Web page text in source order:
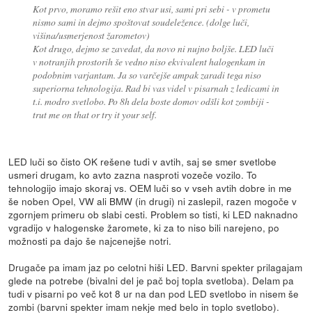
Kot prvo, moramo rešit eno stvar usi, sami pri sebi - v prometu
nismo sami in dejmo spoštovat soudeležence. (dolge luči,
višina/usmerjenost žarometov)
Kot drugo, dejmo se zavedat, da novo ni nujno boljše. LED luči
v notranjih prostorih še vedno niso ekvivalent halogenkam in
podobnim varjantam. Ja so varčejše ampak zaradi tega niso
superiorna tehnologija. Rad bi vas videl v pisarnah z ledicami in
t.i. modro svetlobo. Po 8h dela boste domov odšli kot zombiji -
trut me on that or try it your self.
LED luči so čisto OK rešene tudi v avtih, saj se smer svetlobe
usmeri drugam, ko avto zazna nasproti vozeče vozilo. To
tehnologijo imajo skoraj vs. OEM luči so v vseh avtih dobre in me
še noben Opel, VW ali BMW (in drugi) ni zaslepil, razen mogoče v
zgornjem primeru ob slabi cesti. Problem so tisti, ki LED naknadno
vgradijo v halogenske žaromete, ki za to niso bili narejeno, po
možnosti pa dajo še najcenejše notri.
Drugače pa imam jaz po celotni hiši LED. Barvni spekter prilagajam
glede na potrebe (bivalni del je pač boj topla svetloba). Delam pa
tudi v pisarni po več kot 8 ur na dan pod LED svetlobo in nisem še
zombi (barvni spekter imam nekje med belo in toplo svetlobo).